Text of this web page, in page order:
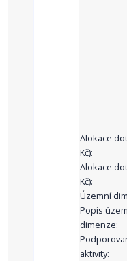
Alokace
Kč):
Alokace
Kč):
Územní
Popis
dimenze:
aktivity: